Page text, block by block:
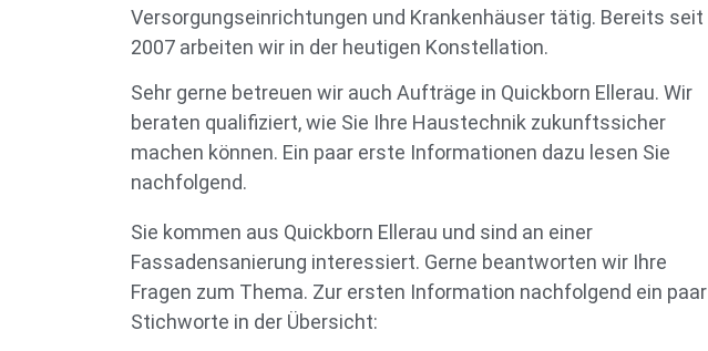
Versorgungseinrichtungen und Krankenhäuser tätig. Bereits seit
2007 arbeiten wir in der heutigen Konstellation.
Sehr gerne betreuen wir auch Aufträge in Quickborn Ellerau. Wir
beraten qualifiziert, wie Sie Ihre Haustechnik zukunftssicher
machen können. Ein paar erste Informationen dazu lesen Sie
nachfolgend.
Sie kommen aus Quickborn Ellerau und sind an einer
Fassadensanierung interessiert. Gerne beantworten wir Ihre
Fragen zum Thema. Zur ersten Information nachfolgend ein paar
Stichworte in der Übersicht: